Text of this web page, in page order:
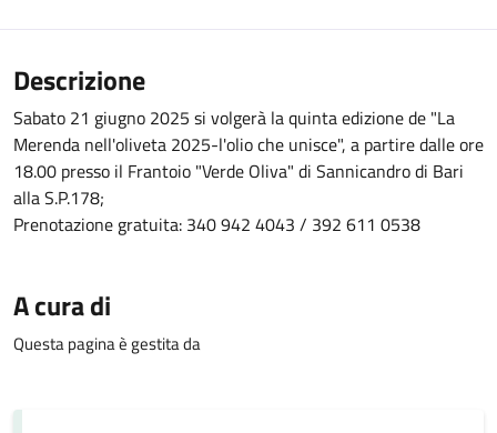
Descrizione
Sabato 21 giugno 2025 si volgerà la quinta edizione de "La
Merenda nell'oliveta 2025-l'olio che unisce", a partire dalle ore
18.00 presso il Frantoio "Verde Oliva" di Sannicandro di Bari
alla S.P.178;
Prenotazione gratuita: 340 942 4043 / 392 611 0538
A cura di
Questa pagina è gestita da